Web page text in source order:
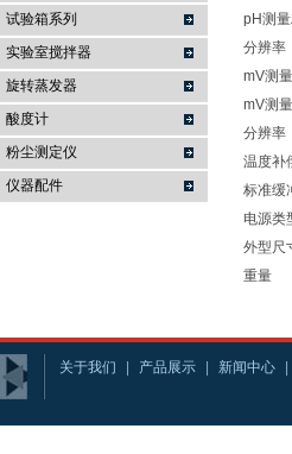
试验箱系列
实验室搅拌器
旋转蒸发器
酸度计
粉尘测定仪
仪器配件
pH测
分辨率
mV测
mV测
分辨率
温度补
标准缓
电源类
外型尺
重量
关于我们 产品展示 新闻中心